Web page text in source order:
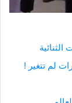
لم تتغير !